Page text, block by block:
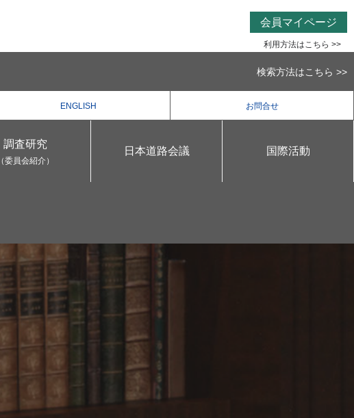
ENGLISH お問合せ
会員マイページ
利用方法はこちら >>
検索方法はこちら >>
調査研究
（委員会紹介）
日本道路会議 国際活動